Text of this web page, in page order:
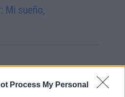
Process My Personal
Mi sueño,
MAS VISTAS